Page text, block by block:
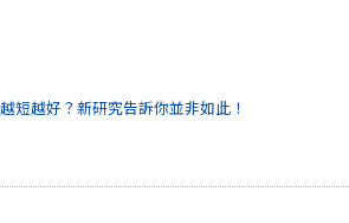
短越好？新研究告訴你並非如此！